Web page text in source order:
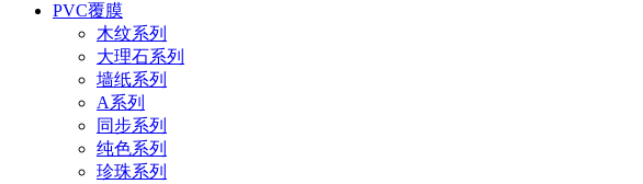
PVC覆膜
木纹系列
大理石系列
墙纸系列
A系列
同步系列
纯色系列
珍珠系列